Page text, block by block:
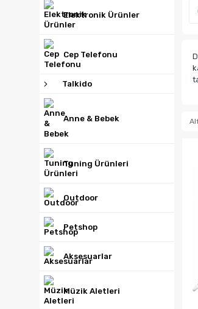
Elektronik Ürünler
Cep Telefonu
Talkido
Anne & Bebek
Tuning Ürünleri
Outdoor
Petshop
Aksesuarlar
Müzik Aletleri